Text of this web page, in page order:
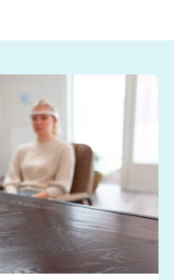
Engels
HBO 21+ toelating
voorbereiden
Medisch rekenen
Training
Leren leren |
Studievaardigheden,
planning & motivatie
Werkgeheugen verbeteren
met Cogmed
Concentratie verbeteren
met neurofeedback | ADHD
& ADD
Overprikkeling
verminderen met